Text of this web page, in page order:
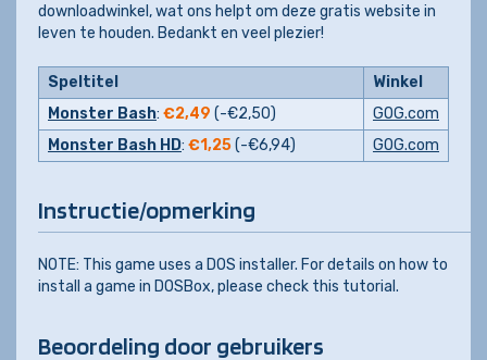
downloadwinkel, wat ons helpt om deze gratis website in
leven te houden. Bedankt en veel plezier!
Speltitel
Winkel
Monster Bash: €2,49 (-€2,50)
GOG.com
Monster Bash HD: €1,25(-€6,94) GOG.com
Instructie/opmerking
NOTE: This game uses a DOS installer. For details on how to
install a game in DOSBox, please check this tutorial.
Beoordeling door gebruikers